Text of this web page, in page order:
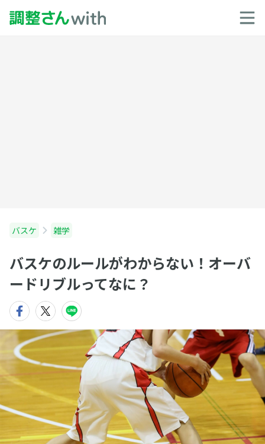
バスケ 雑学
バスケのルールがわからない！オーバ
ードリブルってなに？